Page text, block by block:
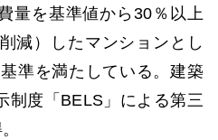
量を基準値から30％以上
減）したマンションとし
準を満たしている。建築
制度「BELS」による第三